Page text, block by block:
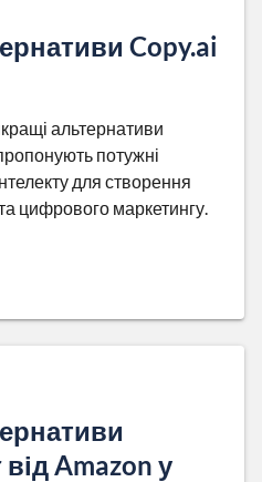
Copy.ai
альтернативи
потужні
для створення
цифрового маркетингу.
Amazon у